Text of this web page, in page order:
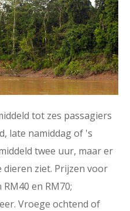
tot zes passagiers
late namiddag of 's
twee uur, maar er
dieren ziet. Prijzen voor
en RM70;
Vroege ochtend of